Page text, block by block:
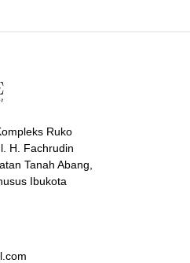
Ruko
H. Fachrudin
Tanah Abang,
Ibukota